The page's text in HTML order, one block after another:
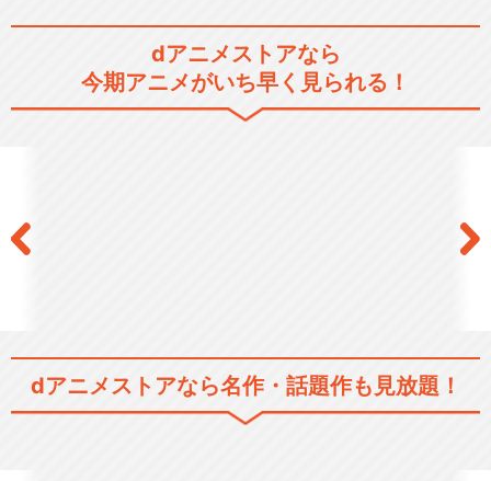
dアニメストアなら
今期アニメがいち早く見られる！
dアニメストアなら名作・話題作も見放題！